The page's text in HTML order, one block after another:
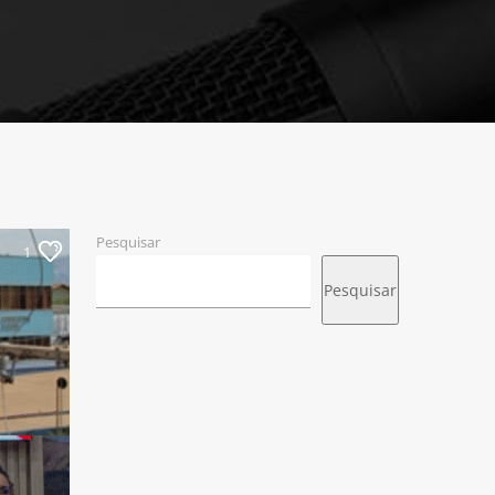
1 Pesquisar
Pesquisar